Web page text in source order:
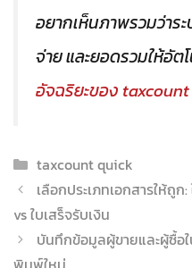
อยากเห็นภาพรวมว่า
จ่าย และยอดรวมให้อั
อัจฉริยะของ
Categories
taxcount quick
เลือกประเภทเอกสารให้ถู
vs ใบเสร็จรับเงิน
บันทึกข้อมูลผู้ขายและผู้ซื้อ